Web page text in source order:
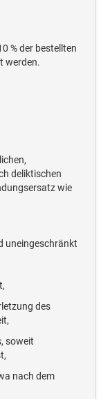
% der bestellten
werden.
deliktischen
wie
uneingeschränkt
des
soweit
nach dem